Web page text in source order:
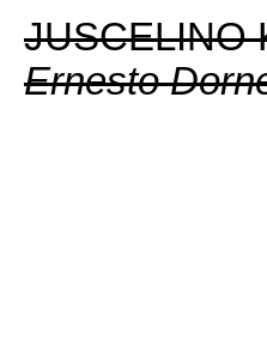
JUSCELINO
Ernesto